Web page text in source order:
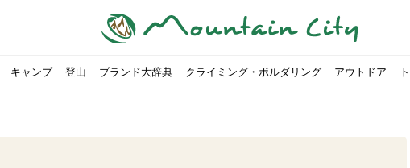
キャンプ 登山 ブランド大辞典 クライミング・ボルダリング アウトドア